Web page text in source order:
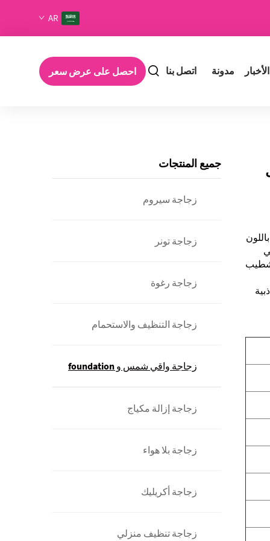
AR
الأخبار مدونة اتصل بنا احصل على عرض سعر
جميع المنتجات
زجاجة سيروم
زجاجة تونر
زجاجة رغوة
زجاجة التنظيف والاستحمام
زجاجة واقي شمس و foundation
زجاجة إزالة مكياج
زجاجة بلا هواء
زجاجة أكريليك
زجاجة تنظيف منزلي